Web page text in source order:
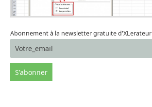
Abonnement à la newsletter gratuite d'XLerateur